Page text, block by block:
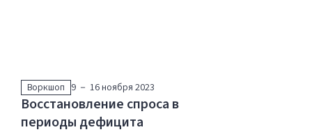
Воркшоп 9 － 16 ноября 2023
Восстановление спроса в
периоды дефицита